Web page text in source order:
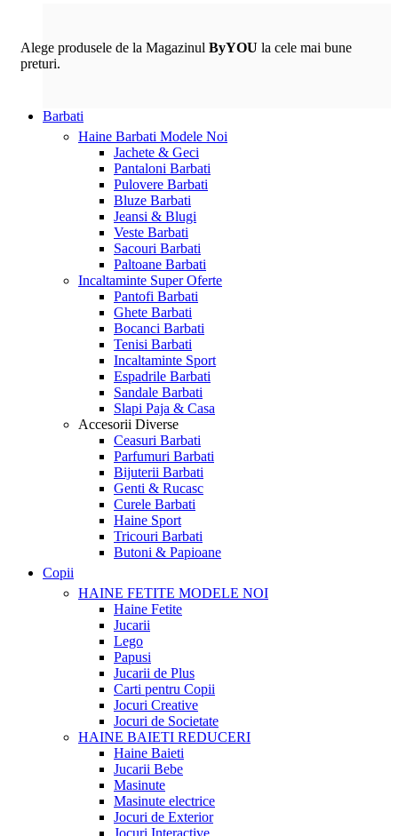
Alege produsele de la Magazinul ByYOU la cele mai bune
preturi.
Barbati
Haine Barbati Modele Noi
Jachete & Geci
Pantaloni Barbati
Pulovere Barbati
Bluze Barbati
Jeansi & Blugi
Veste Barbati
Sacouri Barbati
Paltoane Barbati
Incaltaminte Super Oferte
Pantofi Barbati
Ghete Barbati
Bocanci Barbati
Tenisi Barbati
Incaltaminte Sport
Espadrile Barbati
Sandale Barbati
Slapi Paja & Casa
Accesorii Diverse
Ceasuri Barbati
Parfumuri Barbati
Bijuterii Barbati
Genti & Rucasc
Curele Barbati
Haine Sport
Tricouri Barbati
Butoni & Papioane
Copii
HAINE FETITE MODELE NOI
Haine Fetite
Jucarii
Lego
Papusi
Jucarii de Plus
Carti pentru Copii
Jocuri Creative
Jocuri de Societate
HAINE BAIETI REDUCERI
Haine Baieti
Jucarii Bebe
Masinute
Masinute electrice
Jocuri de Exterior
Jocuri Interactive